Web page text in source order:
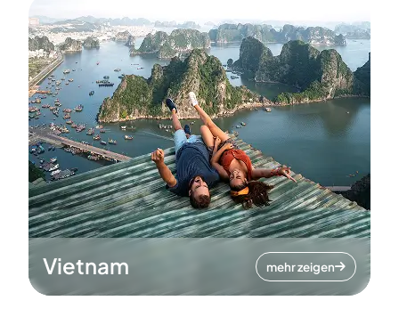
Vietnam mehr zeigen